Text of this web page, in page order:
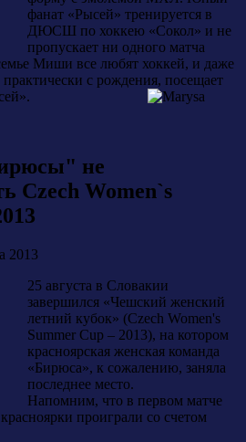
фанат «Рысей» тренируется в
ДЮСШ по хоккею «Сокол» и не
пропускает ни одного матча
Миши все любят хоккей, и даже
с рождения, посещает
не
Czech Women`s
2013
25 августа в Словакии
завершился «Чешский женский
летний кубок» (Czech Women's
Summer Cup – 2013), на котором
красноярская женская команда
«Бирюса», к сожалению, заняла
последнее место.
Напомним, что в первом матче
проиграли со счетом